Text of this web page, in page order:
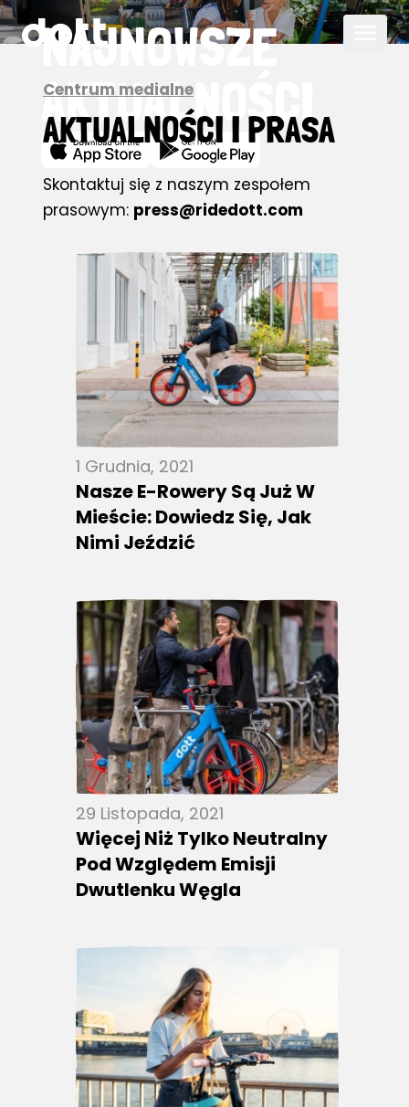
NAJNOWSZE
AKTUALNOŚCI
Centrum medialne
AKTUALNOŚCI I PRASA
Skontaktuj się z naszym zespołem
prasowym: press@ridedott.com
1 Grudnia, 2021
Nasze E-Rowery Są Już W
Mieście: Dowiedz Się, Jak
Nimi Jeździć
29 Listopada, 2021
Więcej Niż Tylko Neutralny
Pod Względem Emisji
Dwutlenku Węgla